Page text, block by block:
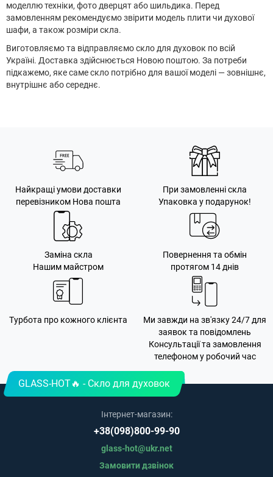
моделлю техніки, фото дверцят або шильдика. Перед
замовленням рекомендуємо звірити модель плити чи духової
шафи, а також розміри скла.
Виготовляємо та відправляємо скло для духовок по всій
Україні. Доставка здійснюється Новою поштою. За потреби
підкажемо, яке саме скло потрібно для вашої моделі — зовнішнє,
внутрішнє або середнє.
Найкращі умови доставки
перевізником Нова пошта
При замовленні скла
Упаковка у подарунок!
Заміна скла
Нашим майстром
Повернення та обмін
протягом 14 днів
Турбота про кожного клієнта
Ми завжди на зв'язку 24/7 для
заявок та повідомлень
Консультації та замовлення
телефоном у робочий час
GLASS-HOT🔥 - Скло для духовок
Інтернет-магазин:
+38(098)800-99-90
glass-hot@ukr.net
Замовити дзвінок